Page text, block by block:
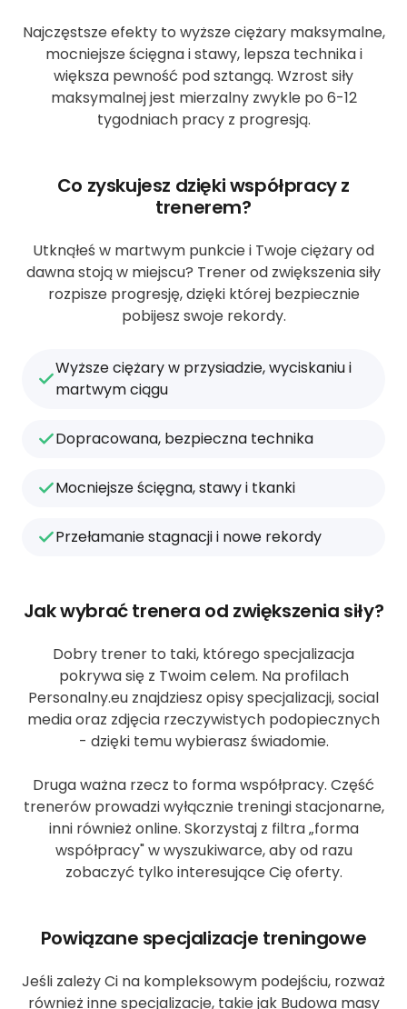
Najczęstsze efekty to wyższe ciężary maksymalne,
mocniejsze ścięgna i stawy, lepsza technika i
większa pewność pod sztangą. Wzrost siły
maksymalnej jest mierzalny zwykle po 6-12
tygodniach pracy z progresją.
Co zyskujesz dzięki współpracy z
trenerem?
Utknąłeś w martwym punkcie i Twoje ciężary od
dawna stoją w miejscu? Trener od zwiększenia siły
rozpisze progresję, dzięki której bezpiecznie
pobijesz swoje rekordy.
Wyższe ciężary w przysiadzie, wyciskaniu i
martwym ciągu
Dopracowana, bezpieczna technika
Mocniejsze ścięgna, stawy i tkanki
Przełamanie stagnacji i nowe rekordy
Jak wybrać trenera od zwiększenia siły?
Dobry trener to taki, którego specjalizacja
pokrywa się z Twoim celem. Na profilach
Personalny.eu znajdziesz opisy specjalizacji, social
media oraz zdjęcia rzeczywistych podopiecznych
- dzięki temu wybierasz świadomie.
Druga ważna rzecz to forma współpracy. Część
trenerów prowadzi wyłącznie treningi stacjonarne,
inni również online. Skorzystaj z filtra „forma
współpracy" w wyszukiwarce, aby od razu
zobaczyć tylko interesujące Cię oferty.
Powiązane specjalizacje treningowe
Jeśli zależy Ci na kompleksowym podejściu, rozważ
również inne specjalizacje, takie jak Budowa masy